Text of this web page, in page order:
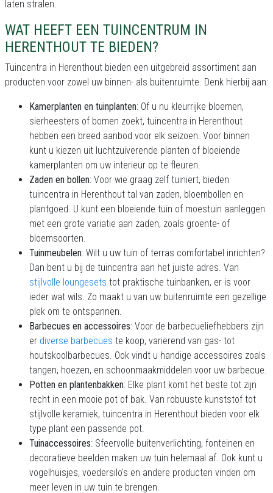
laten stralen.
WAT HEEFT EEN TUINCENTRUM IN
HERENTHOUT TE BIEDEN?
Tuincentra in Herenthout bieden een uitgebreid assortiment aan
producten voor zowel uw binnen- als buitenruimte. Denk hierbij aan:
Kamerplanten en tuinplanten: Of u nu kleurrijke bloemen,
sierheesters of bomen zoekt, tuincentra in Herenthout
hebben een breed aanbod voor elk seizoen. Voor binnen
kunt u kiezen uit luchtzuiverende planten of bloeiende
kamerplanten om uw interieur op te fleuren.
Zaden en bollen: Voor wie graag zelf tuiniert, bieden
tuincentra in Herenthout tal van zaden, bloembollen en
plantgoed. U kunt een bloeiende tuin of moestuin aanleggen
met een grote variatie aan zaden, zoals groente- of
bloemsoorten.
Tuinmeubelen: Wilt u uw tuin of terras comfortabel inrichten?
Dan bent u bij de tuincentra aan het juiste adres. Van
stijlvolle loungesets tot praktische tuinbanken, er is voor
ieder wat wils. Zo maakt u van uw buitenruimte een gezellige
plek om te ontspannen.
Barbecues en accessoires: Voor de barbecueliefhebbers zijn
er diverse barbecues te koop, variërend van gas- tot
houtskoolbarbecues. Ook vindt u handige accessoires zoals
tangen, hoezen, en schoonmaakmiddelen voor uw barbecue.
Potten en plantenbakken: Elke plant komt het beste tot zijn
recht in een mooie pot of bak. Van robuuste kunststof tot
stijlvolle keramiek, tuincentra in Herenthout bieden voor elk
type plant een passende pot.
Tuinaccessoires: Sfeervolle buitenverlichting, fonteinen en
decoratieve beelden maken uw tuin helemaal af. Ook kunt u
vogelhuisjes, voedersilo's en andere producten vinden om
meer leven in uw tuin te brengen.